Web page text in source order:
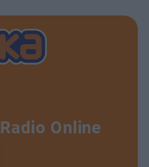
Radio Online